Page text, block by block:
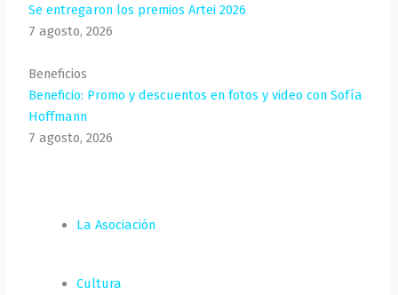
Se entregaron los premios Artei 2026
7 agosto, 2026
Beneficios
Beneficio: Promo y descuentos en fotos y video con Sofía
Hoffmann
7 agosto, 2026
La Asociación
Cultura